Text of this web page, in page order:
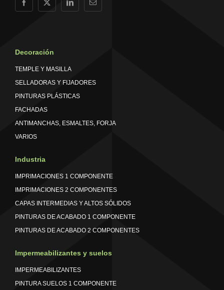
Decoración
TEMPLE Y MASILLA
SELLADORAS Y FIJADORES
PINTURAS PLÁSTICAS
FACHADAS
ANTIMANCHAS, ESMALTES, FORJA
VARIOS
Industria
IMPRIMACIONES 1 COMPONENTE
IMPRIMACIONES 2 COMPONENTES
CAPAS INTERMEDIAS Y ALTOS SÓLIDOS
PINTURAS DE ACABADO 1 COMPONENTE
PINTURAS DE ACABADO 2 COMPONENTES
Impermeabilizantes y suelos
IMPERMEABILIZANTES
PINTURA SUELOS 1 COMPONENTE